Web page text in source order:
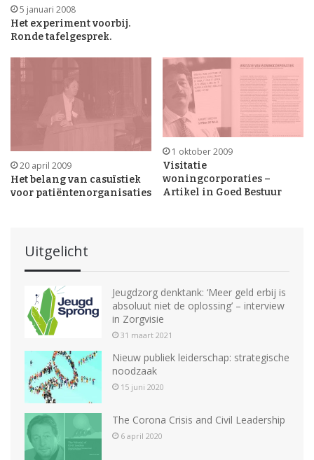
5 januari 2008
Het experiment voorbij.
Ronde tafelgesprek.
20 april 2009
Het belang van casuïstiek
voor patiëntenorganisaties
1 oktober 2009
Visitatie
woningcorporaties –
Artikel in Goed Bestuur
Uitgelicht
Jeugdzorg denktank: ‘Meer geld erbij is
absoluut niet de oplossing’ – interview
in Zorgvisie
31 maart 2021
Nieuw publiek leiderschap: strategische
noodzaak
15 juni 2020
The Corona Crisis and Civil Leadership
6 april 2020